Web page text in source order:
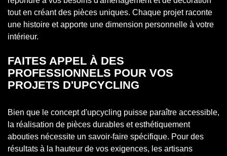
tout en créant des pièces uniques. Chaque projet raconte
une histoire et apporte une dimension personnelle à votre
intérieur.
FAITES APPEL À DES
PROFESSIONNELS POUR VOS
PROJETS D'UPCYCLING
Bien que le concept d'upcycling puisse paraître accessible,
la réalisation de pièces durables et esthétiquement
abouties nécessite un savoir-faire spécifique. Pour des
résultats à la hauteur de vos exigences, les artisans